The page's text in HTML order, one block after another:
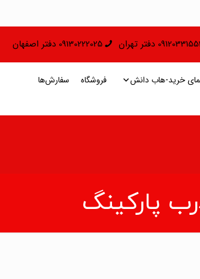
دفتر تهران 09130222025 دفتر اصفهان
خرید-هاب دانش فروشگاه سفارش‌ها
پارکینگ